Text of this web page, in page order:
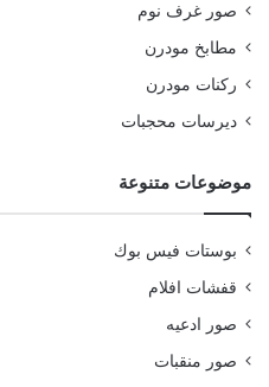
صور غرف نوم
مطابخ مودرن
ركنات مودرن
ديرسات محجبات
موضوعات متنوعة
بوستات فيس بوك
قفشات افلام
صور ادعيه
صور منقبات